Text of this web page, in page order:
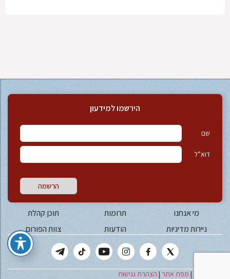
הירשמו למידעון
שם
דוא”ל
הרשמה
מי אנחנו תרומות
תוכן קהלת
ניירות מדיניות
הודעות צוות הפורום
| מפת אתר | הצהרת נגישות